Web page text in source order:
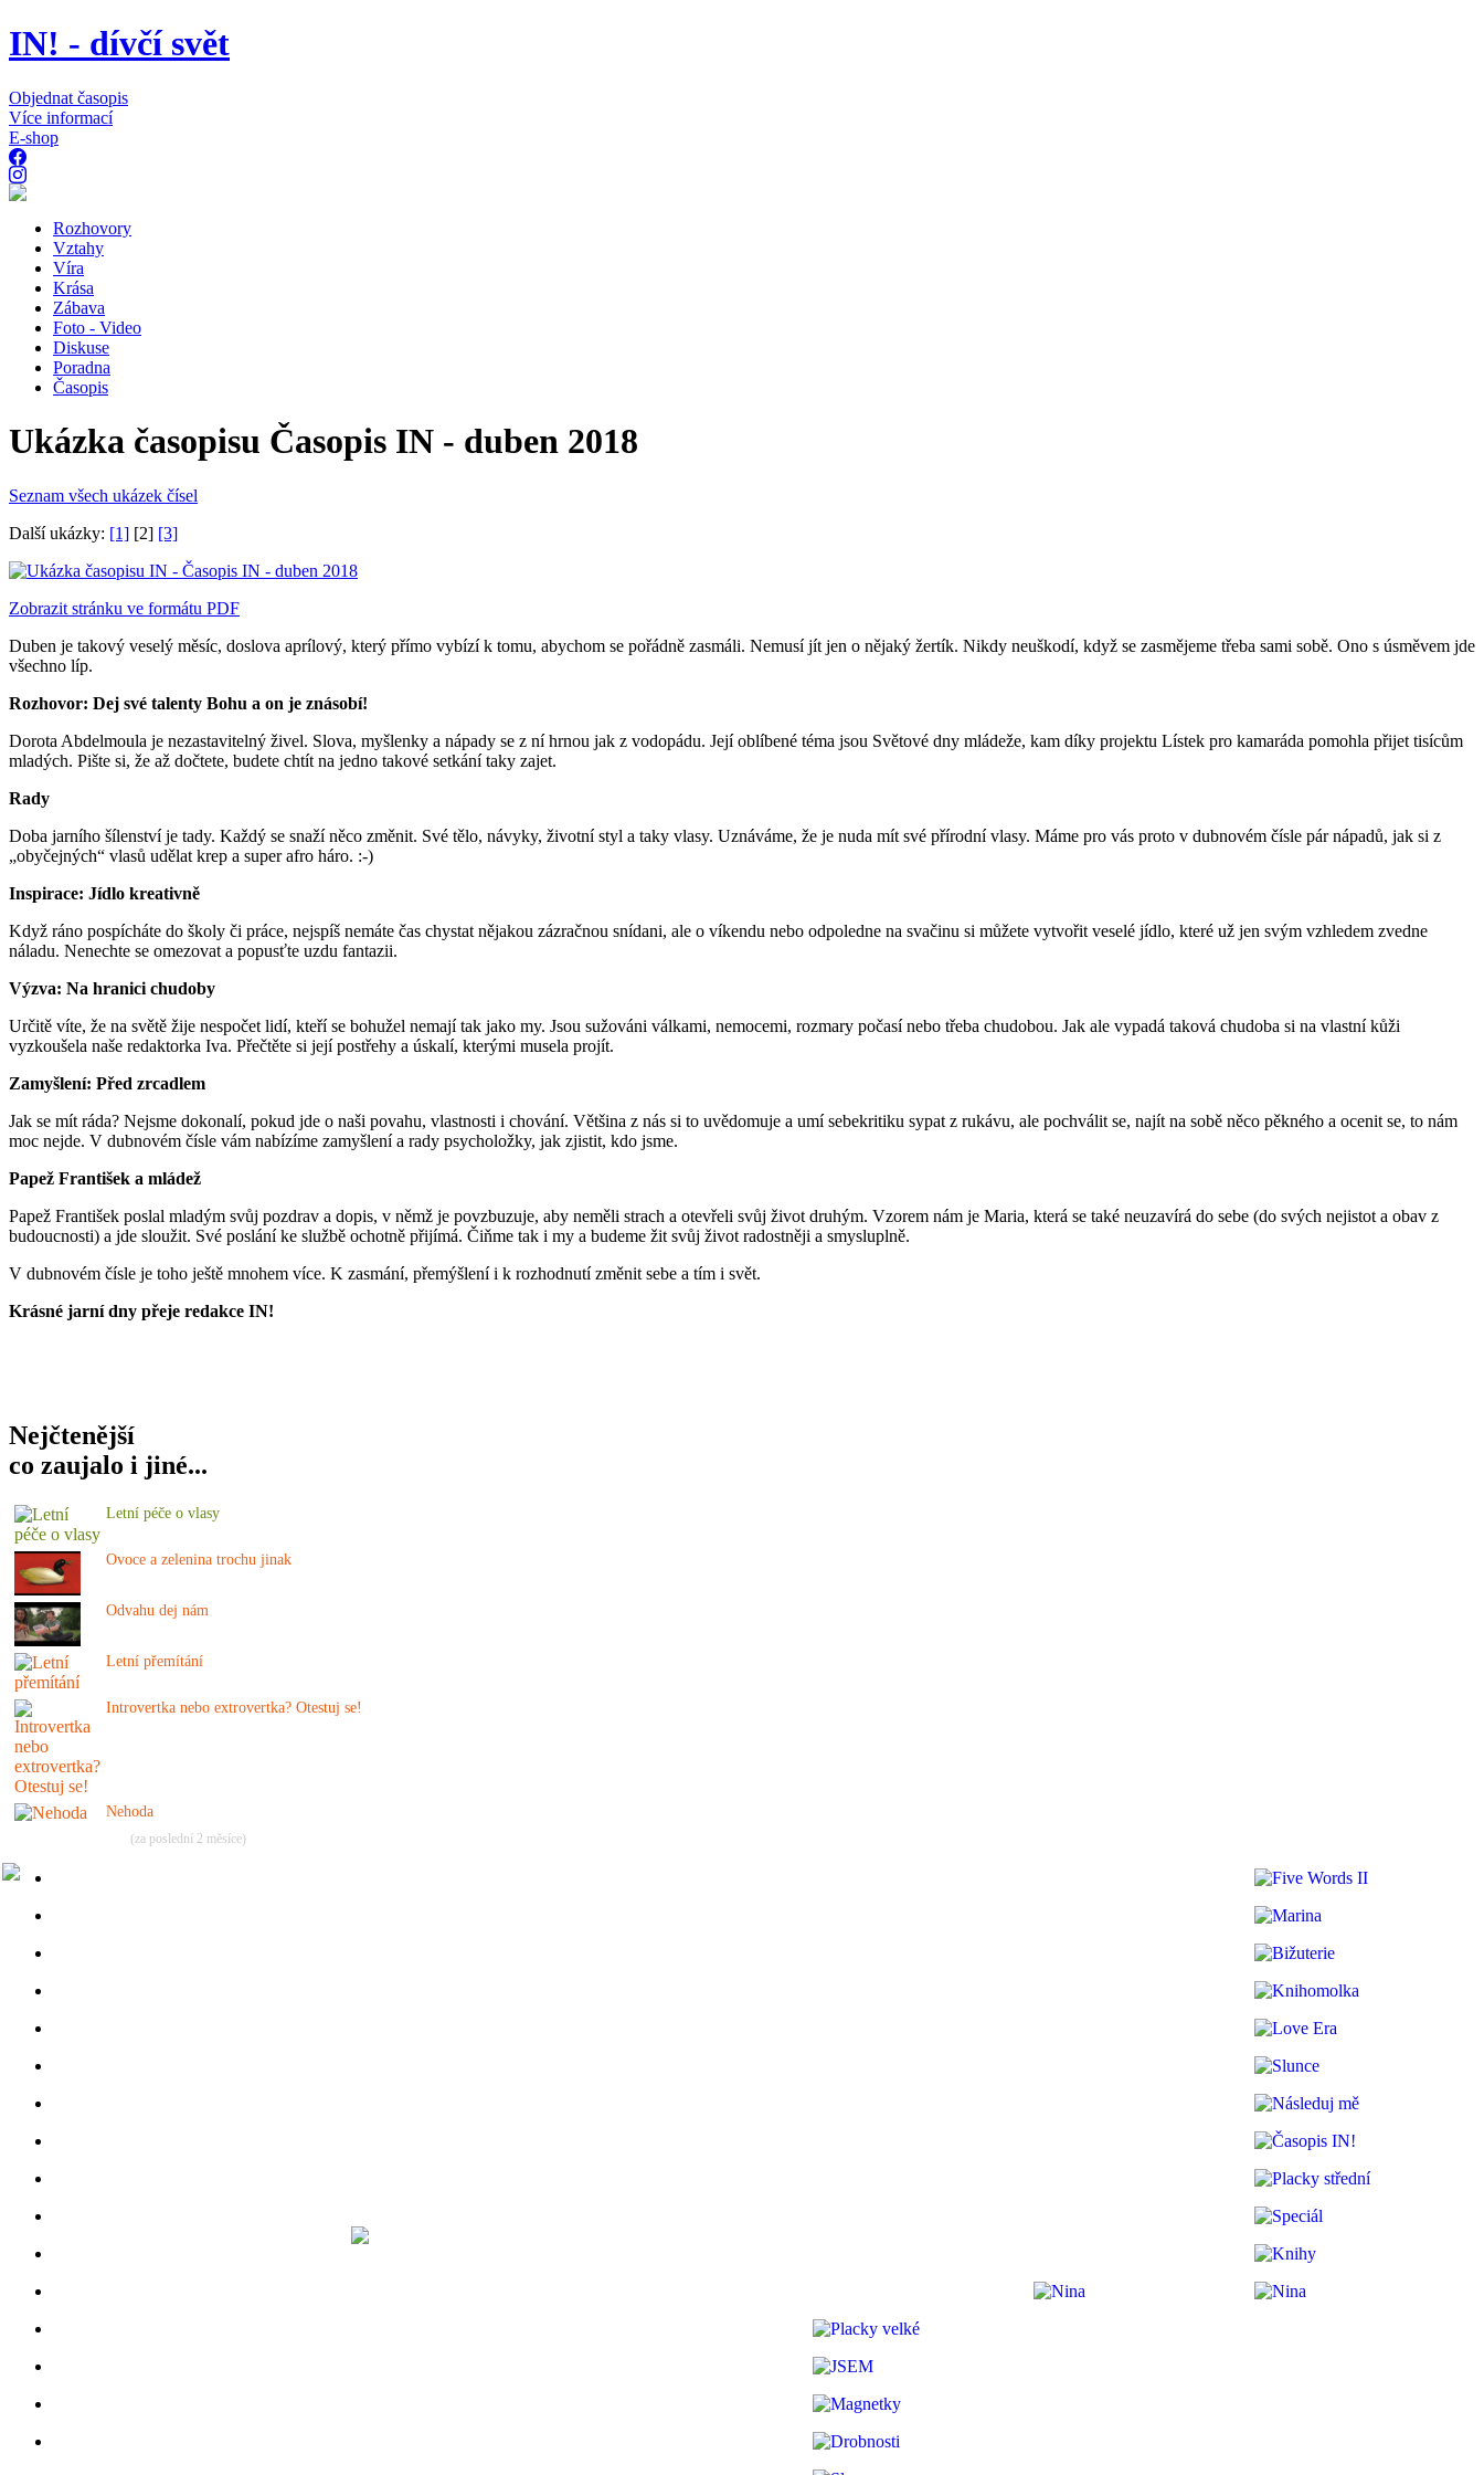
IN! - dívčí svět
Objednat časopis
Více informací
E-shop
Rozhovory
Vztahy
Víra
Krása
Zábava
Foto - Video
Diskuse
Poradna
Časopis
Ukázka časopisu Časopis IN - duben 2018
Seznam všech ukázek čísel
Další ukázky: [1] [2] [3]
Zobrazit stránku ve formátu PDF
Duben je takový veselý měsíc, doslova aprílový, který přímo vybízí k tomu, abychom se pořádně zasmáli. Nemusí jít jen o nějaký žertík. Nikdy neuškodí, když se zasmějeme třeba sami sobě. Ono s úsměvem jde
všechno líp.
Rozhovor: Dej své talenty Bohu a on je znásobí!
Dorota Abdelmoula je nezastavitelný živel. Slova, myšlenky a nápady se z ní hrnou jak z vodopádu. Její oblíbené téma jsou Světové dny mládeže, kam díky projektu Lístek pro kamaráda pomohla přijet tisícům
mladých. Pište si, že až dočtete, budete chtít na jedno takové setkání taky zajet.
Rady
Doba jarního šílenství je tady. Každý se snaží něco změnit. Své tělo, návyky, životní styl a taky vlasy. Uznáváme, že je nuda mít své přírodní vlasy. Máme pro vás proto v dubnovém čísle pár nápadů, jak si z
„obyčejných“ vlasů udělat krep a super afro háro. :-)
Inspirace: Jídlo kreativně
Když ráno pospícháte do školy či práce, nejspíš nemáte čas chystat nějakou zázračnou snídani, ale o víkendu nebo odpoledne na svačinu si můžete vytvořit veselé jídlo, které už jen svým vzhledem zvedne
náladu. Nenechte se omezovat a popusťte uzdu fantazii.
Výzva: Na hranici chudoby
Určitě víte, že na světě žije nespočet lidí, kteří se bohužel nemají tak jako my. Jsou sužováni válkami, nemocemi, rozmary počasí nebo třeba chudobou. Jak ale vypadá taková chudoba si na vlastní kůži
vyzkoušela naše redaktorka Iva. Přečtěte si její postřehy a úskalí, kterými musela projít.
Zamyšlení: Před zrcadlem
Jak se mít ráda? Nejsme dokonalí, pokud jde o naši povahu, vlastnosti i chování. Většina z nás si to uvědomuje a umí sebekritiku sypat z rukávu, ale pochválit se, najít na sobě něco pěkného a ocenit se, to nám
moc nejde. V dubnovém čísle vám nabízíme zamyšlení a rady psycholožky, jak zjistit, kdo jsme.
Papež František a mládež
Papež František poslal mladým svůj pozdrav a dopis, v němž je povzbuzuje, aby neměli strach a otevřeli svůj život druhým. Vzorem nám je Maria, která se také neuzavírá do sebe (do svých nejistot a obav z
budoucnosti) a jde sloužit. Své poslání ke službě ochotně přijímá. Čiňme tak i my a budeme žit svůj život radostněji a smysluplně.
V dubnovém čísle je toho ještě mnohem více. K zasmání, přemýšlení i k rozhodnutí změnit sebe a tím i svět.
Krásné jarní dny přeje redakce IN!
Nejčtenější
co zaujalo i jiné...
Letní péče o vlasy
Ovoce a zelenina trochu jinak
Odvahu dej nám
Letní přemítání
Introvertka nebo extrovertka? Otestuj se!
Nehoda
(za poslední 2 měsíce)